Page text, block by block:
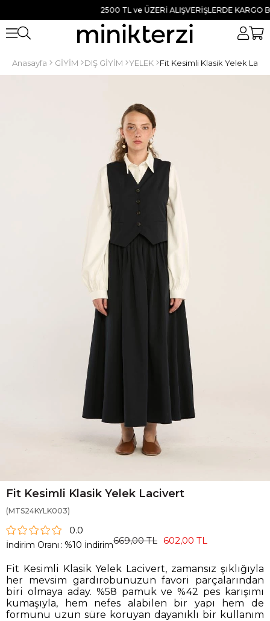
2500 TL ve ÜZERİ ALIŞVERİŞLERDE KARGO
Anasayfa GİYİM DIŞ GİYİM YELEK Fit Kesimli Klasik Yelek
Fit Kesimli Klasik Yelek Lacivert
(MTS24KYLK003)
0.0
İndirim Oranı : %10 İndirim669,00 TL 602,00 TL
Fit Kesimli Klasik Yelek Lacivert, zamansız şıklığıyla
her mevsim gardırobunuzun favori parçalarından
biri olmaya aday. %58 pamuk ve %42 pes karışımı
kumaşıyla, hem nefes alabilen bir yapı hem de
formunu uzun süre koruyan dayanıklı bir kullanım